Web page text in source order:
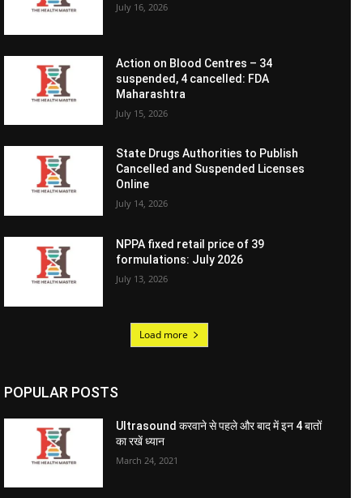
July 16, 2026
Action on Blood Centres – 34
suspended, 4 cancelled: FDA
Maharashtra
July 15, 2026
State Drugs Authorities to Publish
Cancelled and Suspended Licenses
Online
July 14, 2026
NPPA fixed retail price of 39
formulations: July 2026
July 13, 2026
Load more
POPULAR POSTS
Ultrasound करवाने से पहले और बाद में इन 4 बातों
का रखें ध्यान
March 24, 2021